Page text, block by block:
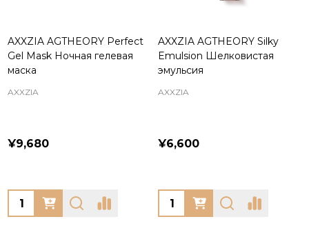
AXXZIA AGTHEORY Perfect
Gel Mask Ночная гелевая
маска
AXXZIA
¥9,680
Quantity:
AXXZIA AGTHEORY Silky
Emulsion Шелковистая
эмульсия
AXXZIA
¥6,600
Quantity: